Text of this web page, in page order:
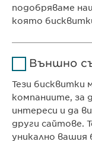
ул.
e-
Цел
подобряваме
която
Цел
Външно
Тези бисквитки
компаниите, за
интереси и да
други сайтове.
уникално вашия